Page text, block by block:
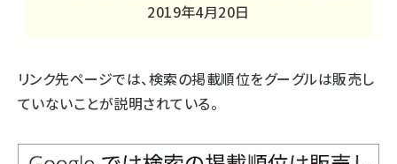
2019年4月20日
リンク先ページでは、検索の掲載順位をグーグルは販売し
ていないことが説明されている。